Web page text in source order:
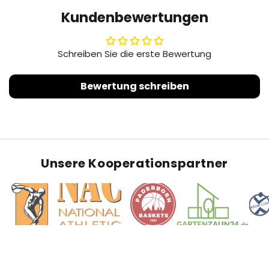
Kundenbewertungen
Schreiben Sie die erste Bewertung
Bewertung schreiben
Unsere Kooperationspartner